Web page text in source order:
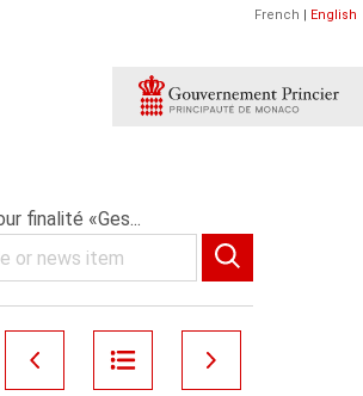
French | English
finalité «Ges...